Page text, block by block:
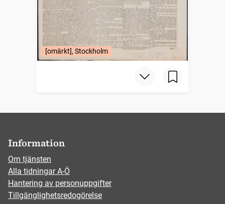
[omärkt], Stockholm
Information
Om tjänsten
Alla tidningar A-Ö
Hantering av personuppgifter
Tillgänglighetsredogörelse